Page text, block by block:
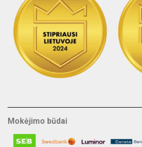
Mokėjimo būdai